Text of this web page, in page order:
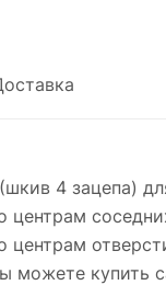
4 зацепа)
центрам
центрам
можете купить